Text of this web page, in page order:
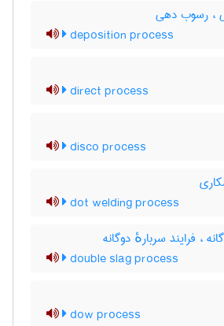
، رسوب دهی
deposition process
direct process
disco process
dot welding process
، فرایند سربارهٔ دوگانه
double slag process
dow process